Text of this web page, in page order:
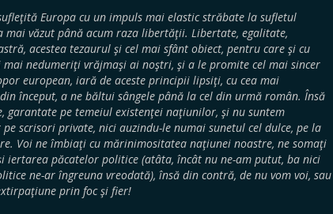
Europa cu un impuls mai elastic străbate la sufletul
văzut până acum raza libertăţii. Libertate, egalitate,
acestea tezaurul şi cel mai sfânt obiect, pentru care şi cu
nedumeriţi vrăjmaşi ai noştri, şi a le promite cel mai sincer
european, iară de aceste principii lipsiţi, cu cea mai
început, a ne băltui sângele până la cel din urmă român. Însă
garantate pe temeiul existenţei naţiunilor, şi nu suntem
scrisori private, nici auzindu-le numai sunetul cel dulce, pe la
Voi ne îmbiaţi cu mărinimositatea naţiunei noastre, ne somaţi
iertarea păcatelor politice (atâta, încât nu ne-am putut, ba nici
ne-ar îngreuna vreodată), însă din contră, de nu vom voi, sau
prin foc şi fier!